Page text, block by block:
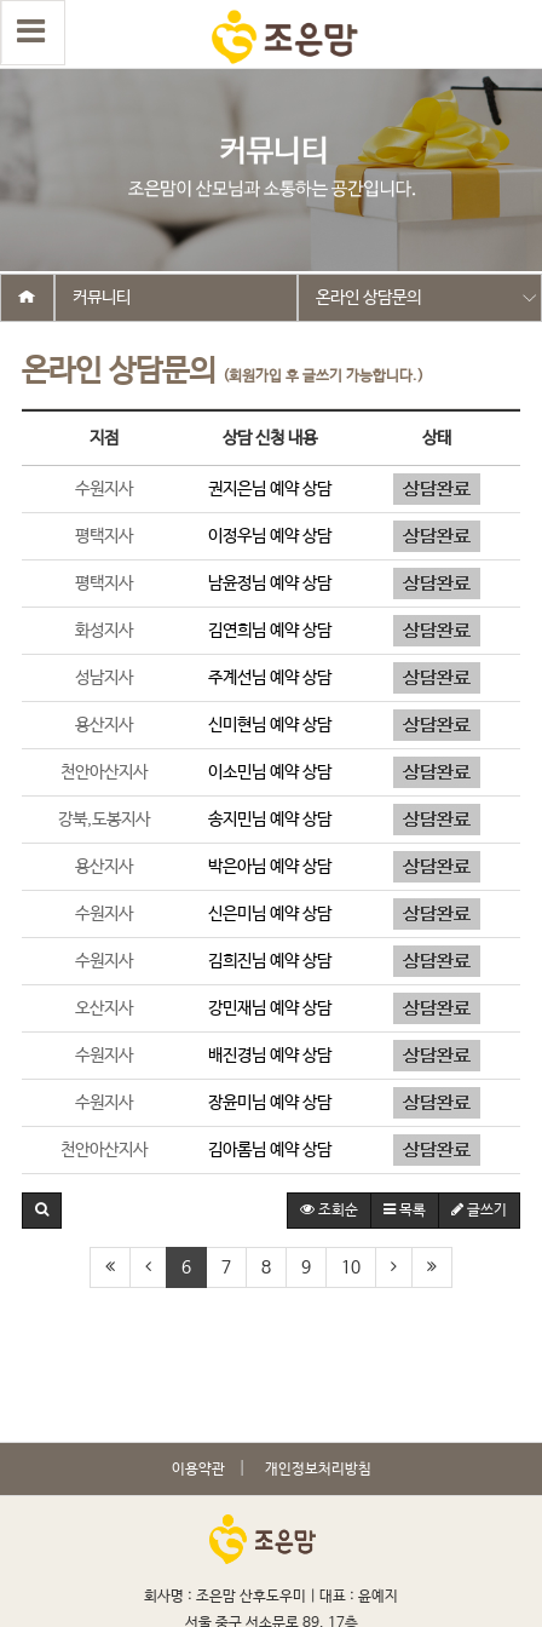
온라인 상담문의 (회원가입 후 글쓰기 가능합니다.)
커뮤니티 온라인 상담문의
지점 상담 신청 내용 상태
수원지사 권지은님 예약 상담
평택지사 이정우님 예약 상담
평택지사 남윤정님 예약 상담
화성지사 김연희님 예약 상담
성남지사 주계선님 예약 상담
용산지사 신미현님 예약 상담
천안아산지사 이소민님 예약 상담
강북,도봉지사 송지민님 예약 상담
용산지사 박은아님 예약 상담
수원지사 신은미 님 예약 상담
수원지사 김희진님 예약 상담
오산지사 강민재님 예약 상담
수원지사 배진경님 예약 상담
수원지사 장윤미 님 예약 상담
천안아산지사 김아롬님 예약 상담
조회순 목록 글쓰기
6 7 8 9 10
이용약관 개인정보처리방침
회사명 : 조은맘 산후도우미 | 대표 : 윤예지
서울 중구 서소문로 89, 17층